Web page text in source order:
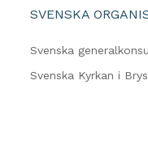
SVENSKA
Svenska
Svenska Kyrkan i